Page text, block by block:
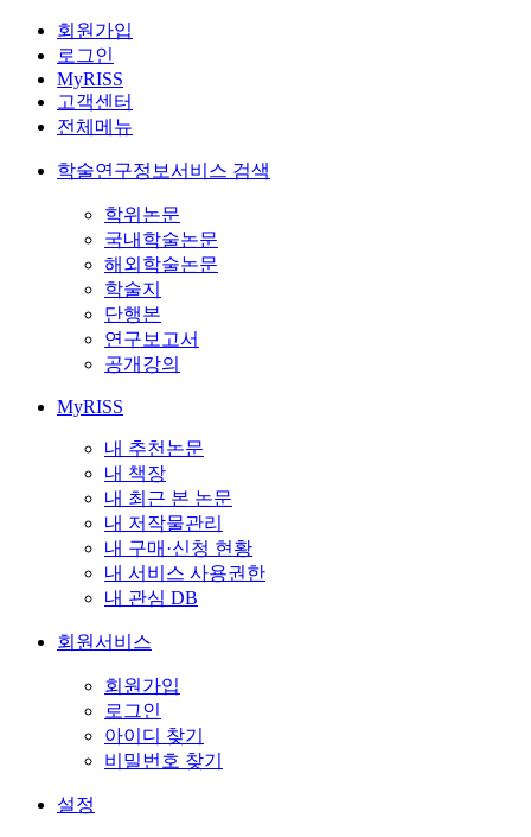
회원가입
로그인
MyRISS
고객센터
전체메뉴
학술연구정보서비스 검색
학위논문
국내학술논문
해외학술논문
학술지
단행본
연구보고서
공개강의
MyRISS
내 추천논문
내 책장
내 최근 본 논문
내 저작물관리
내 구매·신청 현황
내 서비스 사용권한
내 관심 DB
회원서비스
회원가입
로그인
아이디 찾기
비밀번호 찾기
설정